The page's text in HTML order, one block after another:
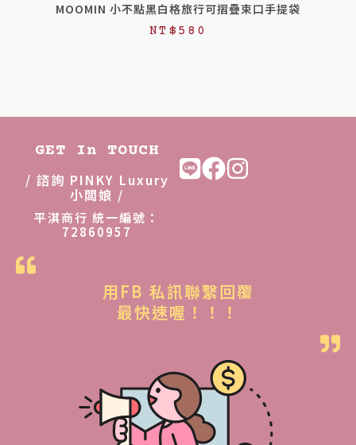
MOOMIN 小不點黑白格旅行可摺疊束口手提袋
NT$ 580
GET In TOUCH
/ 諮詢 PINKY Luxury
小闆娘 /
平淇商行 統一編號：
72860957
用FB 私訊聯繫回覆
最快速喔！！！